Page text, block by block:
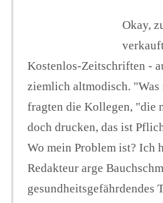
Okay,
Kostenlos-Zeitschriften -
ziemlich altmodisch.
fragten die Kollegen, "die
doch drucken, das ist
Wo mein Problem ist? Ich
Redakteur arge
gesundheitsgefährdendes